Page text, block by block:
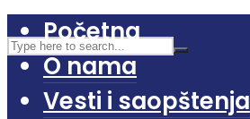
Početna
O nama
Vesti i saopštenja